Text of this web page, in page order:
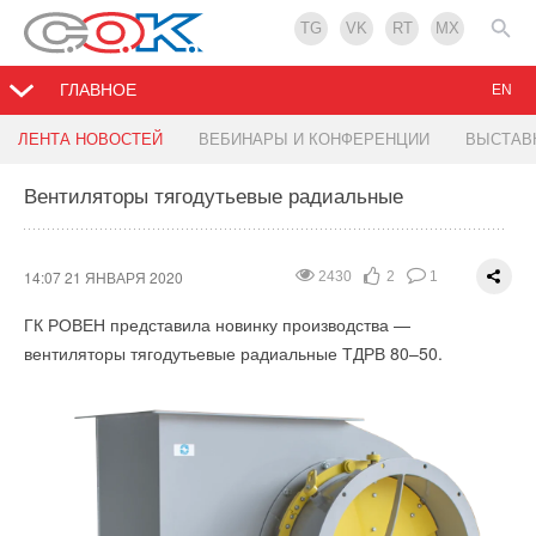
TG VK RT MX
ГЛАВНОЕ
ЛЕНТА НОВОСТЕЙ ВЕБИНАРЫ И КОНФЕРЕНЦИИ
EN
Вентиляторы тягодутьевые радиальные
2430 2 1
14:07 21 ЯНВАРЯ 2020
ГК РОВЕН представила новинку производства —
вентиляторы тягодутьевые радиальные ТДРВ 80–50.
Приточная установка RW-S
3550
13:58 21 ЯНВАРЯ 2020
установку RW-S со стандартными присоединительными
Компания «Элита» модернизирует производство
3033
11:47 21 ЯНВАРЯ 2020